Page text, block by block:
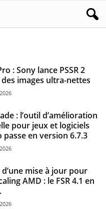
: Sony lance PSSR 2
images ultra-nettes
: l’outil d’amélioration
pour jeux et logiciels
passe en version 6.7.3
d’une mise à jour pour
AMD : le FSR 4.1 en